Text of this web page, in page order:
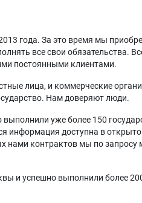
года. За это время мы
все свои обязательства.
постоянными клиентами.
лица, и коммерческие
Нам доверяют люди.
уже более 150
информация доступна в
нами контрактов мы по
и успешно выполнили более